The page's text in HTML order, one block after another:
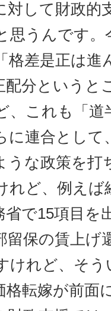
対して財政的
思うんです。
格差是正は進
配分というと
、これも「道
に連合として
うな政策を
れど、例えば
省で15項目を
留保の賃上げ
けれど、そう
格転嫁が前面